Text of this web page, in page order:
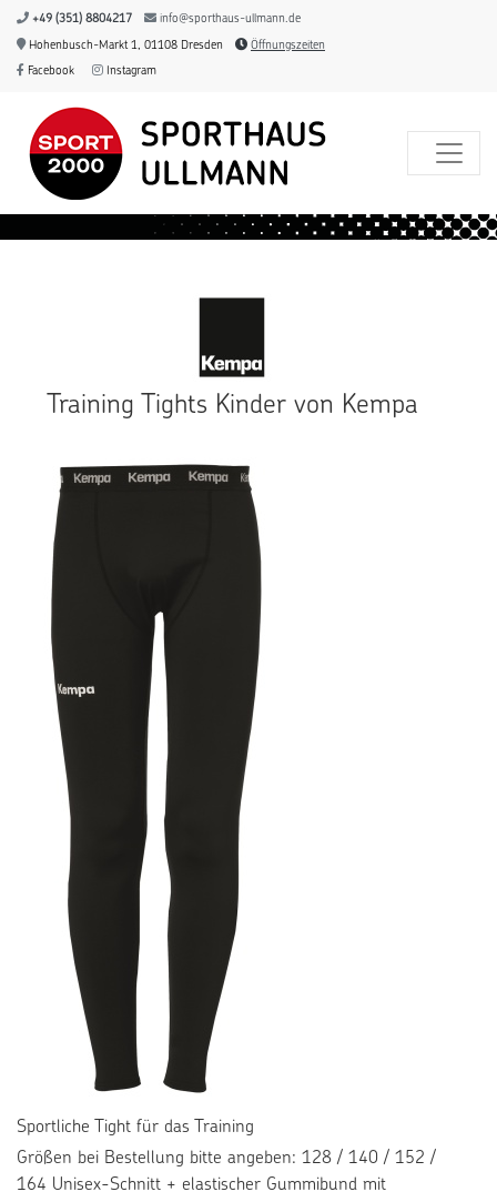
+49 (351) 8804217 info@sporthaus-ullmann.de
Hohenbusch-Markt 1, 01108 Dresden Öffnungszeiten
Facebook Instagram
Training Tights Kinder von Kempa
Sportliche Tight für das Training
Größen bei Bestellung bitte angeben: 128 / 140 / 152 /
164 Unisex-Schnitt + elastischer Gummibund mit